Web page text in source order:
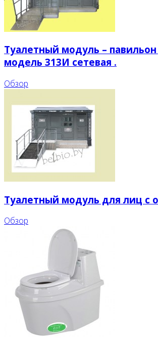
Туалетный модуль –
модель 313И сетевая .
Обзор
Туалетный модуль для лиц с
Обзор